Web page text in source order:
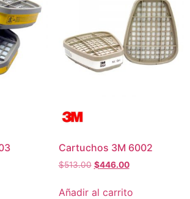
Cartuchos 3M 6002
$513.00 $446.00
Añadir al carrito